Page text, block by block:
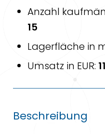
Anzahl
15
Lagerfläche in
Umsatz in EUR:
Beschreibung